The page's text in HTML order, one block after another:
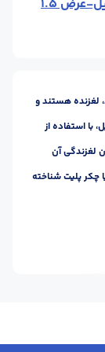
ورق آجدار فابریک 10 میل-عرض 1.5
لغزنده هستند و
با استفاده از
لغزندگی آن
چکر پلیت شناخته
متداول ترین
کف وسایل